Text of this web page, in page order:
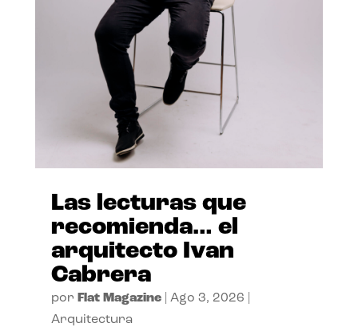
Las lecturas que
recomienda… el
arquitecto Ivan
Cabrera
por Flat Magazine| Ago 3, 2026
Arquitectura